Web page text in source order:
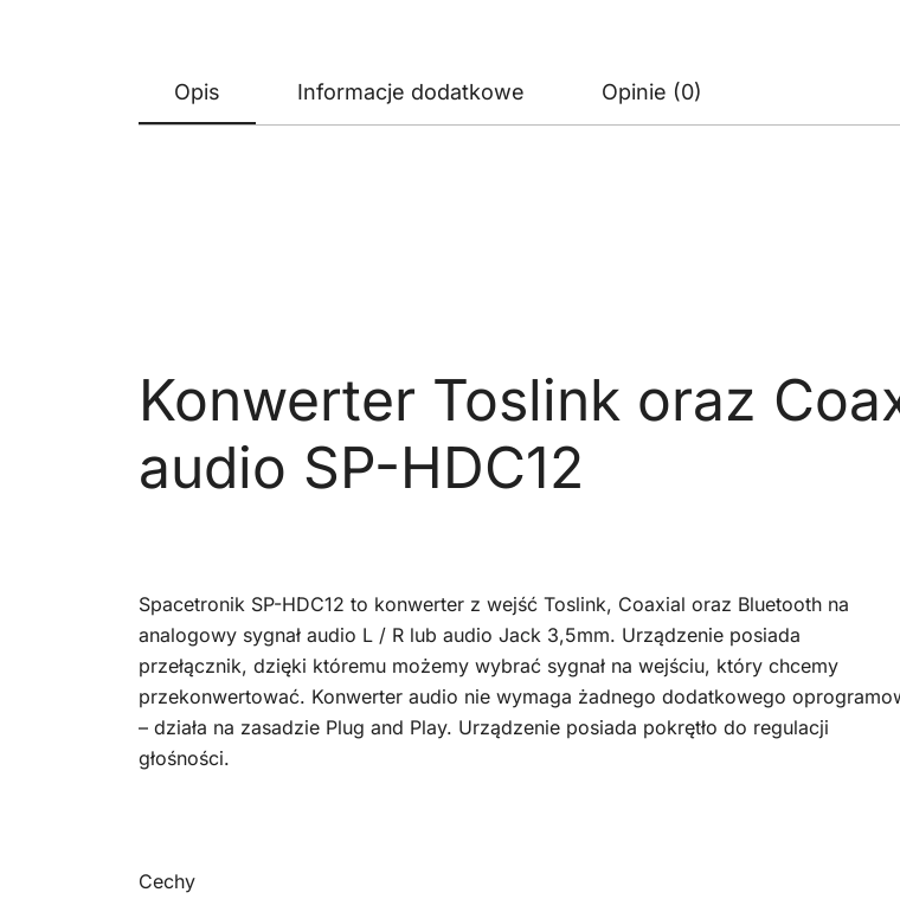
Opis Informacje dodatkowe Opinie (0)
Konwerter Toslink oraz
audio SP-HDC12
Spacetronik SP-HDC12 to konwerter z wejść Toslink, Coaxial oraz Bluetooth na
analogowy sygnał audio L / R lub audio Jack 3,5mm. Urządzenie posiada
przełącznik, dzięki któremu możemy wybrać sygnał na wejściu, który chcemy
przekonwertować. Konwerter audio nie wymaga żadnego dodatkowego
– działa na zasadzie Plug and Play. Urządzenie posiada pokrętło do regulacji
głośności.
Cechy